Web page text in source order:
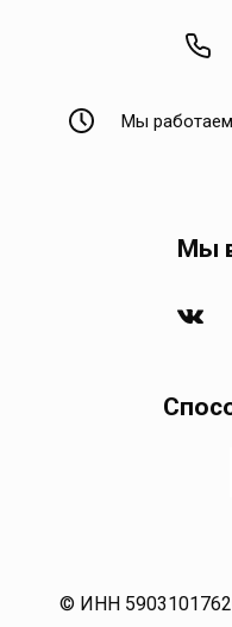
© ИНН
Мы
Мы